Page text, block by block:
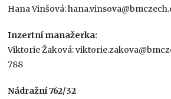
Hana Vinšová:
Inzertní manažerka:
Viktorie Žaková:
788
Nádražní 762/32